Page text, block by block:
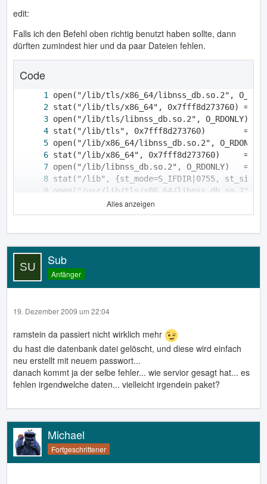
edit:
Falls ich den Befehl oben richtig benutzt haben sollte, dann
dürften zumindest hier und da paar Dateien fehlen.
Code
open("/usr/lib/x86_64-linux-gnu/
Alles anzeigen
Sub
Anfänger
19. Dezember 2009 um 22:04
ramstein da passiert nicht wirklich mehr
du hast die datenbank datei gelöscht, und diese wird einfach
neu erstellt mit neuem passwort...
danach kommt ja der selbe fehler... wie servior gesagt hat... es
fehlen irgendwelche daten... vielleicht irgendein paket?
Michael
Fortgeschrittener